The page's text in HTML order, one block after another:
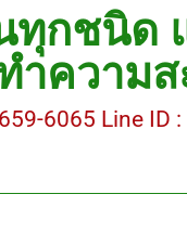
นหินขัด อบต.แหลมบัวนค
โทร.0616596065 ไลน์
ความ : การดูแลรักษาพื้
ทุกชนิด
ำความ
6065 Line ID :